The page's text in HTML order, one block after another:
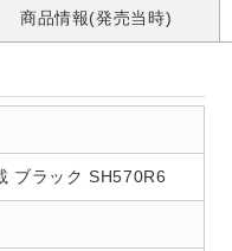
商品情報(発売当時)
ブラック SH570R6